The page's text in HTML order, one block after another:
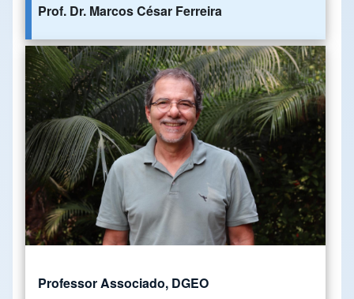
Prof. Dr. Marcos César Ferreira
Professor Associado, DGEO